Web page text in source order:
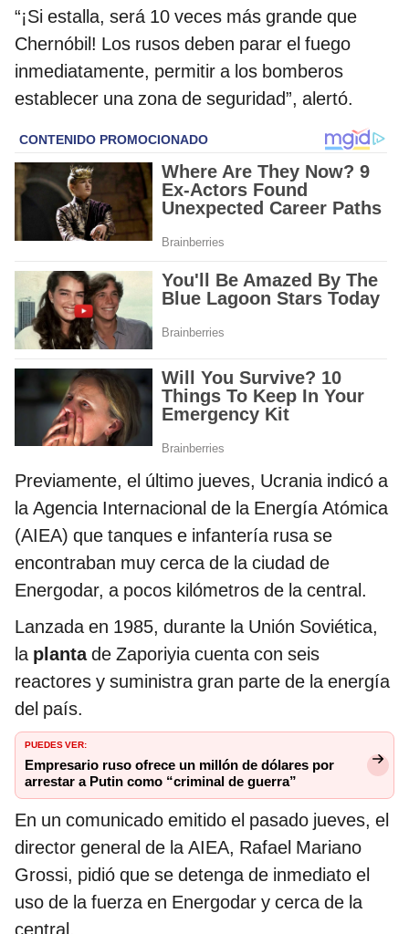
“¡Si estalla, será 10 veces más grande que
Chernóbil! Los rusos deben parar el fuego
inmediatamente, permitir a los bomberos
establecer una zona de seguridad”, alertó.
Previamente, el último jueves, Ucrania indicó a
la Agencia Internacional de la Energía Atómica
(AIEA) que tanques e infantería rusa se
encontraban muy cerca de la ciudad de
Energodar, a pocos kilómetros de la central.
Lanzada en 1985, durante la Unión Soviética,
la plantade Zaporiyia cuenta con seis
reactores y suministra gran parte de la energía
del país.
PUEDES VER:
Empresario ruso ofrece un millón de dólares por
arrestar a Putin como “criminal de guerra”
En un comunicado emitido el pasado jueves, el
director general de la AIEA, Rafael Mariano
Grossi, pidió que se detenga de inmediato el
uso de la fuerza en Energodar y cerca de la
central.